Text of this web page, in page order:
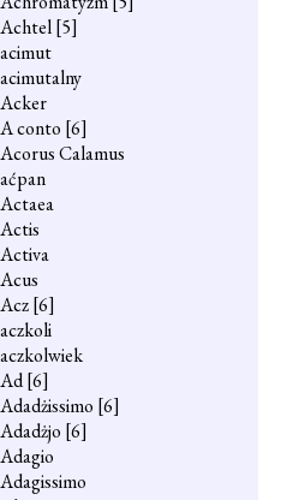
Achtel[5]
acimut
acimutalny
Acker
A conto [6]
Acorus Calamus
aćpan
Actaea
Actis
Activa
Acus
Acz[6]
aczkoli
aczkolwiek
Ad[6]
Adadżissimo [6]
Adadżjo [6]
Adagio
Adagissimo